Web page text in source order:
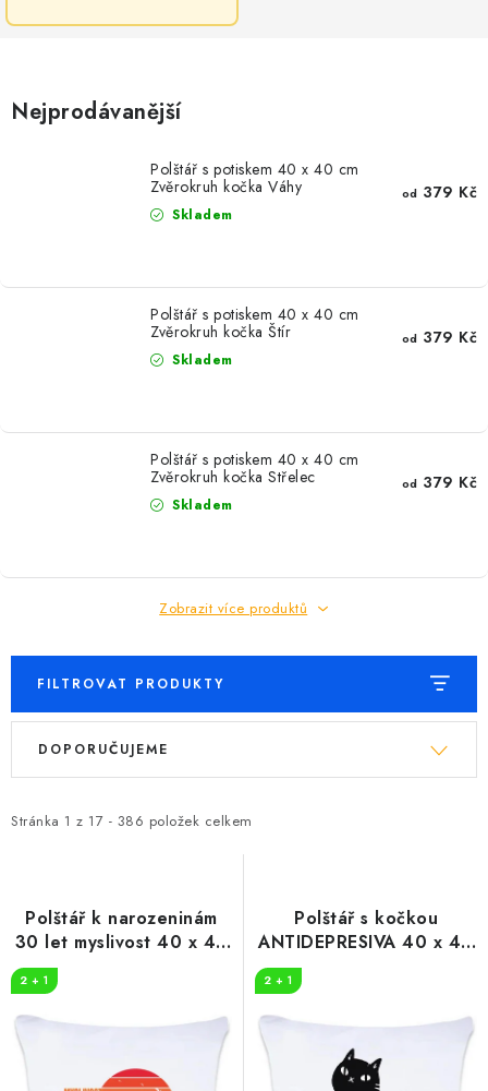
Nejprodávanější
Polštář s potiskem 40 x 40 cm
Zvěrokruh kočka Váhy
Skladem
od 379 Kč
Polštář s potiskem 40 x 40 cm
Zvěrokruh kočka Štír
Skladem
od 379 Kč
Polštář s potiskem 40 x 40 cm
Zvěrokruh kočka Střelec
Skladem
od 379 Kč
Zobrazit více produktů
FILTROVAT PRODUKTY
V
i
o
d
u
k
Stránka 1 z 17 - 386 položek celkem
Ř
e
r
o
d
u
k
DOPORUČUJEME
Polštář k narozeninám
30 let myslivost 40 x 40
2 + 1
Polštář s kočkou
ANTIDEPRESIVA 40 x 40
2 + 1